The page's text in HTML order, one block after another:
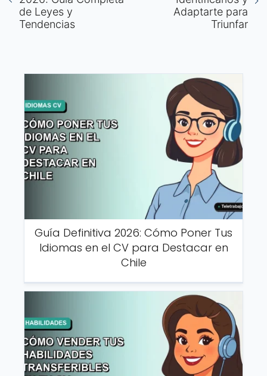
de Leyes y
Tendencias
Adaptarte para
Triunfar
Guía Definitiva 2026: Cómo Poner Tus
Idiomas en el CV para Destacar en
Chile